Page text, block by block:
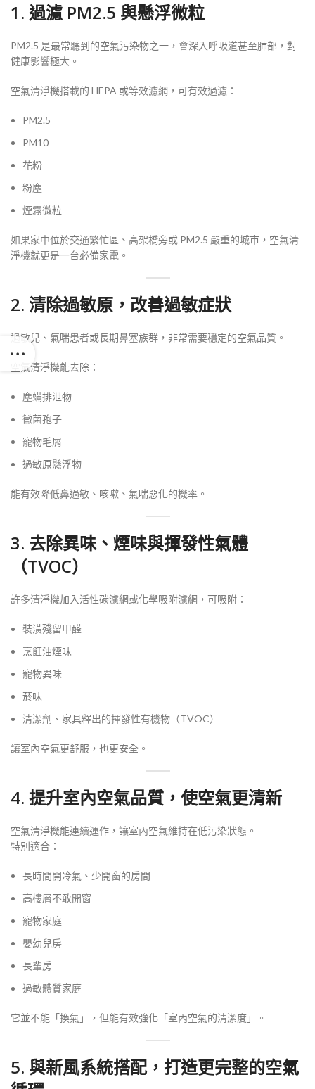
1. 過濾 PM2.5 與懸浮微粒
PM2.5 是最常聽到的空氣污染物之一，會深入呼吸道甚至肺部，對
健康影響極大。
空氣清淨機搭載的 HEPA 或等效濾網，可有效過濾：
PM2.5
PM10
花粉
粉塵
煙霧微粒
如果家中位於交通繁忙區、高架橋旁或 PM2.5 嚴重的城市，空氣清
淨機就更是一台必備家電。
2. 清除過敏原，改善過敏症狀
過敏兒、氣喘患者或長期鼻塞族群，非常需要穩定的空氣品質。
空氣清淨機能去除：
塵蟎排泄物
黴菌孢子
寵物毛屑
過敏原懸浮物
能有效降低鼻過敏、咳嗽、氣喘惡化的機率。
3. 去除異味、煙味與揮發性氣體
（TVOC）
許多清淨機加入活性碳濾網或化學吸附濾網，可吸附：
裝潢殘留甲醛
烹飪油煙味
寵物異味
菸味
清潔劑、家具釋出的揮發性有機物（TVOC）
讓室內空氣更舒服，也更安全。
4. 提升室內空氣品質，使空氣更清新
空氣清淨機能連續運作，讓室內空氣維持在低污染狀態。
特別適合：
長時間開冷氣、少開窗的房間
高樓層不敢開窗
寵物家庭
嬰幼兒房
長輩房
過敏體質家庭
它並不能「換氣」，但能有效強化「室內空氣的清潔度」。
5. 與新風系統搭配，打造更完整的空氣